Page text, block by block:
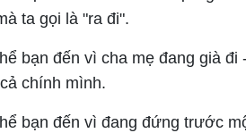
ta gọi là "ra đi".
bạn đến vì cha mẹ đang già
chính mình.
bạn đến vì đang đứng trước